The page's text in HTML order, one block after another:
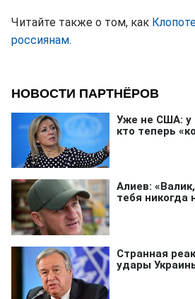
Читайте также о том, как
россиянам.